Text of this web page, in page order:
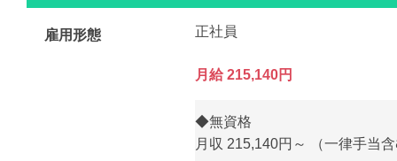
雇用形態 正社員
月給 215,140円
◆無資格
月収 215,140円～ （一律手当